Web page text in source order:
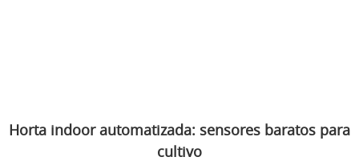
Horta indoor automatizada: sensores baratos para
cultivo